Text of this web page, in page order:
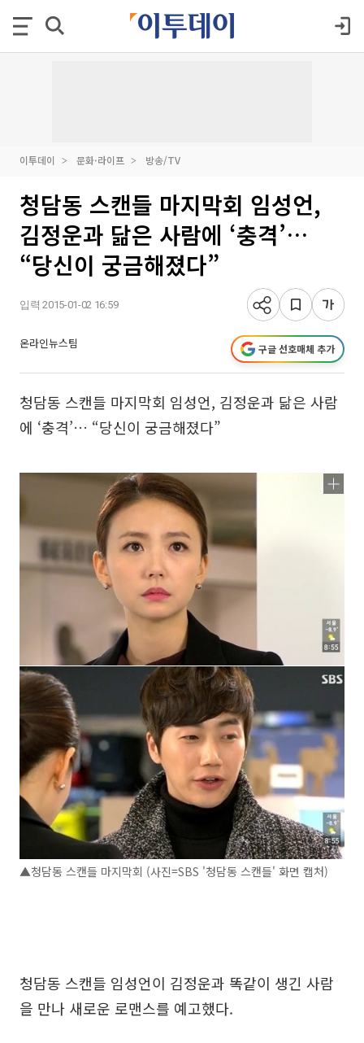
이투데이 문화·라이프 방송/TV
청담동 스캔들 마지막회 임성언,
김정운과 닮은 사람에 ‘충격’…
“당신이 궁금해졌다”
입력 2015-01-02 16:59
온라인뉴스팀 구글 선호매체 추가
청담동 스캔들 마지막회 임성언, 김정운과 닮은 사람
에 ‘충격’… “당신이 궁금해졌다”
▲청담동 스캔들 마지막회 (사진=SBS '청담동 스캔들' 화면 캡처)
청담동 스캔들 임성언이 김정운과 똑같이 생긴 사람
을 만나 새로운 로맨스를 예고했다.